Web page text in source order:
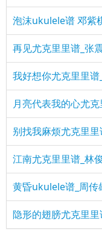
泡沫ukulele谱 邓紫
再见尤克里里谱_张
我好想你尤克里里
月亮代表我的心尤
别找我麻烦尤克里
江南尤克里里谱_林
黄昏ukulele谱_周传
隐形的翅膀尤克里